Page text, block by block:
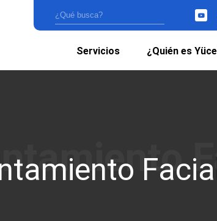
Servicios ¿Quién es
Facial